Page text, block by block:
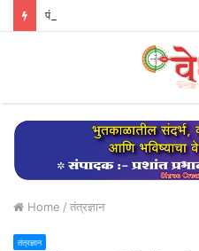
Home / तंत्रज्ञान
तंत्रज्ञान